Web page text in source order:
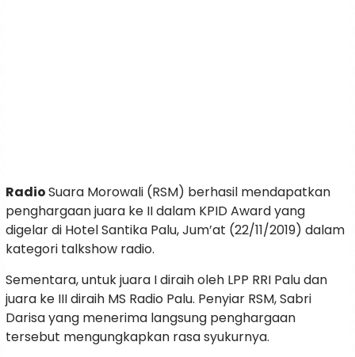
RadioSuara Morowali (RSM) berhasil mendapatkan
penghargaan juara ke II dalam KPID Award yang
digelar di Hotel Santika Palu, Jum’at (22/11/2019) dalam
kategori talkshow radio.
Sementara, untuk juara I diraih oleh LPP RRI Palu dan
juara ke III diraih MS Radio Palu. Penyiar RSM, Sabri
Darisa yang menerima langsung penghargaan
tersebut mengungkapkan rasa syukurnya.